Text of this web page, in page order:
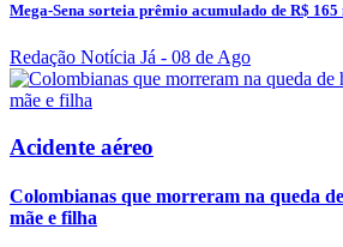
Mega-Sena sorteia prêmio acumulado de R$ 165
Redação Notícia Já - 08 de Ago
Acidente aéreo
Colombianas que morreram na queda
mãe e filha